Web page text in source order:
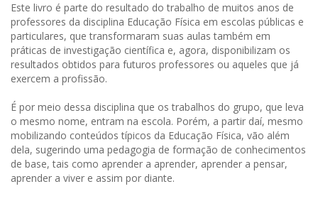
Este livro é parte do resultado do trabalho de muitos anos de
professores da disciplina Educação Física em escolas públicas e
particulares, que transformaram suas aulas também em
práticas de investigação científica e, agora, disponibilizam os
resultados obtidos para futuros professores ou aqueles que já
exercem a profissão.
É por meio dessa disciplina que os trabalhos do grupo, que leva
o mesmo nome, entram na escola. Porém, a partir daí, mesmo
mobilizando conteúdos típicos da Educação Física, vão além
dela, sugerindo uma pedagogia de formação de conhecimentos
de base, tais como aprender a aprender, aprender a pensar,
aprender a viver e assim por diante.